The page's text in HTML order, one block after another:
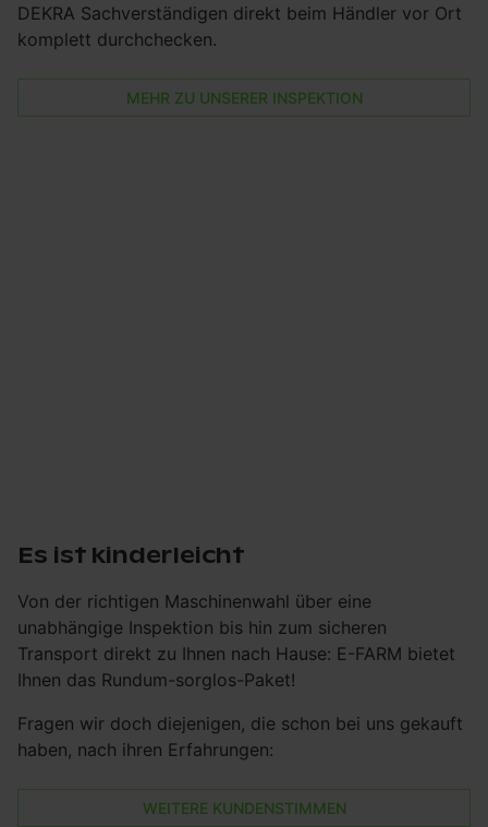
DEKRA Sachverständigen direkt beim Händler vor Ort
komplett durchchecken.
MEHR ZU UNSERER INSPEKTION
Es ist kinderleicht
Von der richtigen Maschinenwahl über eine
unabhängige Inspektion bis hin zum sicheren
Transport direkt zu Ihnen nach Hause: E-FARM bietet
Ihnen das Rundum-sorglos-Paket!
Fragen wir doch diejenigen, die schon bei uns gekauft
haben, nach ihren Erfahrungen:
WEITERE KUNDENSTIMMEN